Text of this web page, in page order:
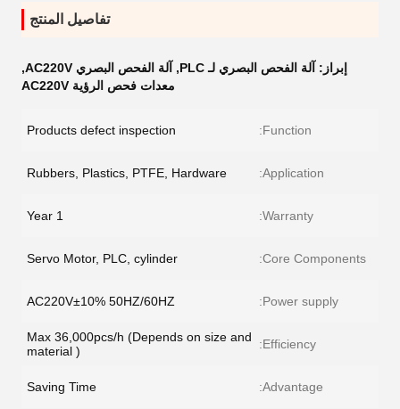
تفاصيل المنتج
إبراز: آلة الفحص البصري لـ PLC , آلة الفحص البصري AC220V
,
معدات فحص الرؤية AC220V
Function:
Products defect inspection
Application:
Rubbers, Plastics, PTFE, Hardware
Warranty:
1 Year
Core Components:
Servo Motor, PLC, cylinder
Power supply:
AC220V±10% 50HZ/60HZ
Efficiency:
Max 36,000pcs/h (Depends on size and
material )
Advantage:
Saving Time